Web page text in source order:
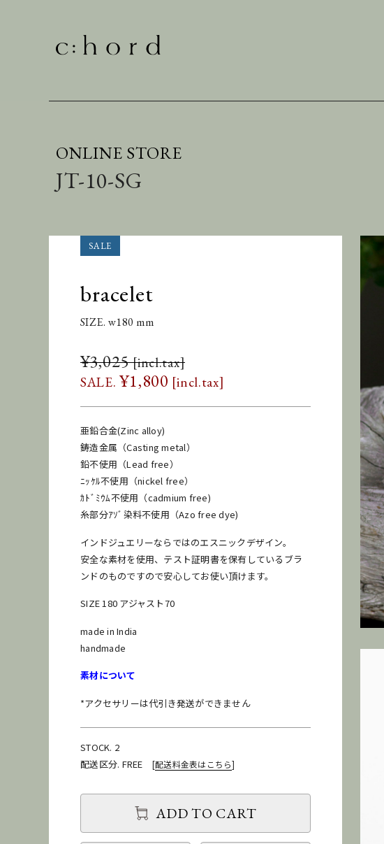
ONLINE STORE
JT-10-SG
bracelet
SIZE. w180 mm
¥3,025
¥1,800
亜鉛合金(Zinc alloy)
鋳造金属（Casting metal）
鉛不使用（Lead free）
ﾆｯｹﾙ不使用（nickel free）
ｶﾄﾞﾐｳﾑ不使用（cadmium free)
糸部分ｱｿﾞ染料不使用（Azo free dye)
インドジュエリーならではのエスニックデザイン。
安全な素材を使用、テスト証明書を保有しているブラ
ンドのものですので安心してお使い頂けます。
SIZE 180 アジャスト70
made in India
handmade
素材について
*アクセサリーは代引き発送ができません
STOCK. 2
配送区分. FREE [配送料金表はこちら]
ADD TO CART